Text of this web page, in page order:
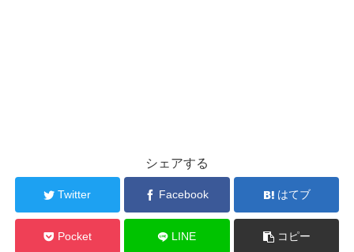
シェアする
Twitter Facebook はてブ
Pocket LINE コピー